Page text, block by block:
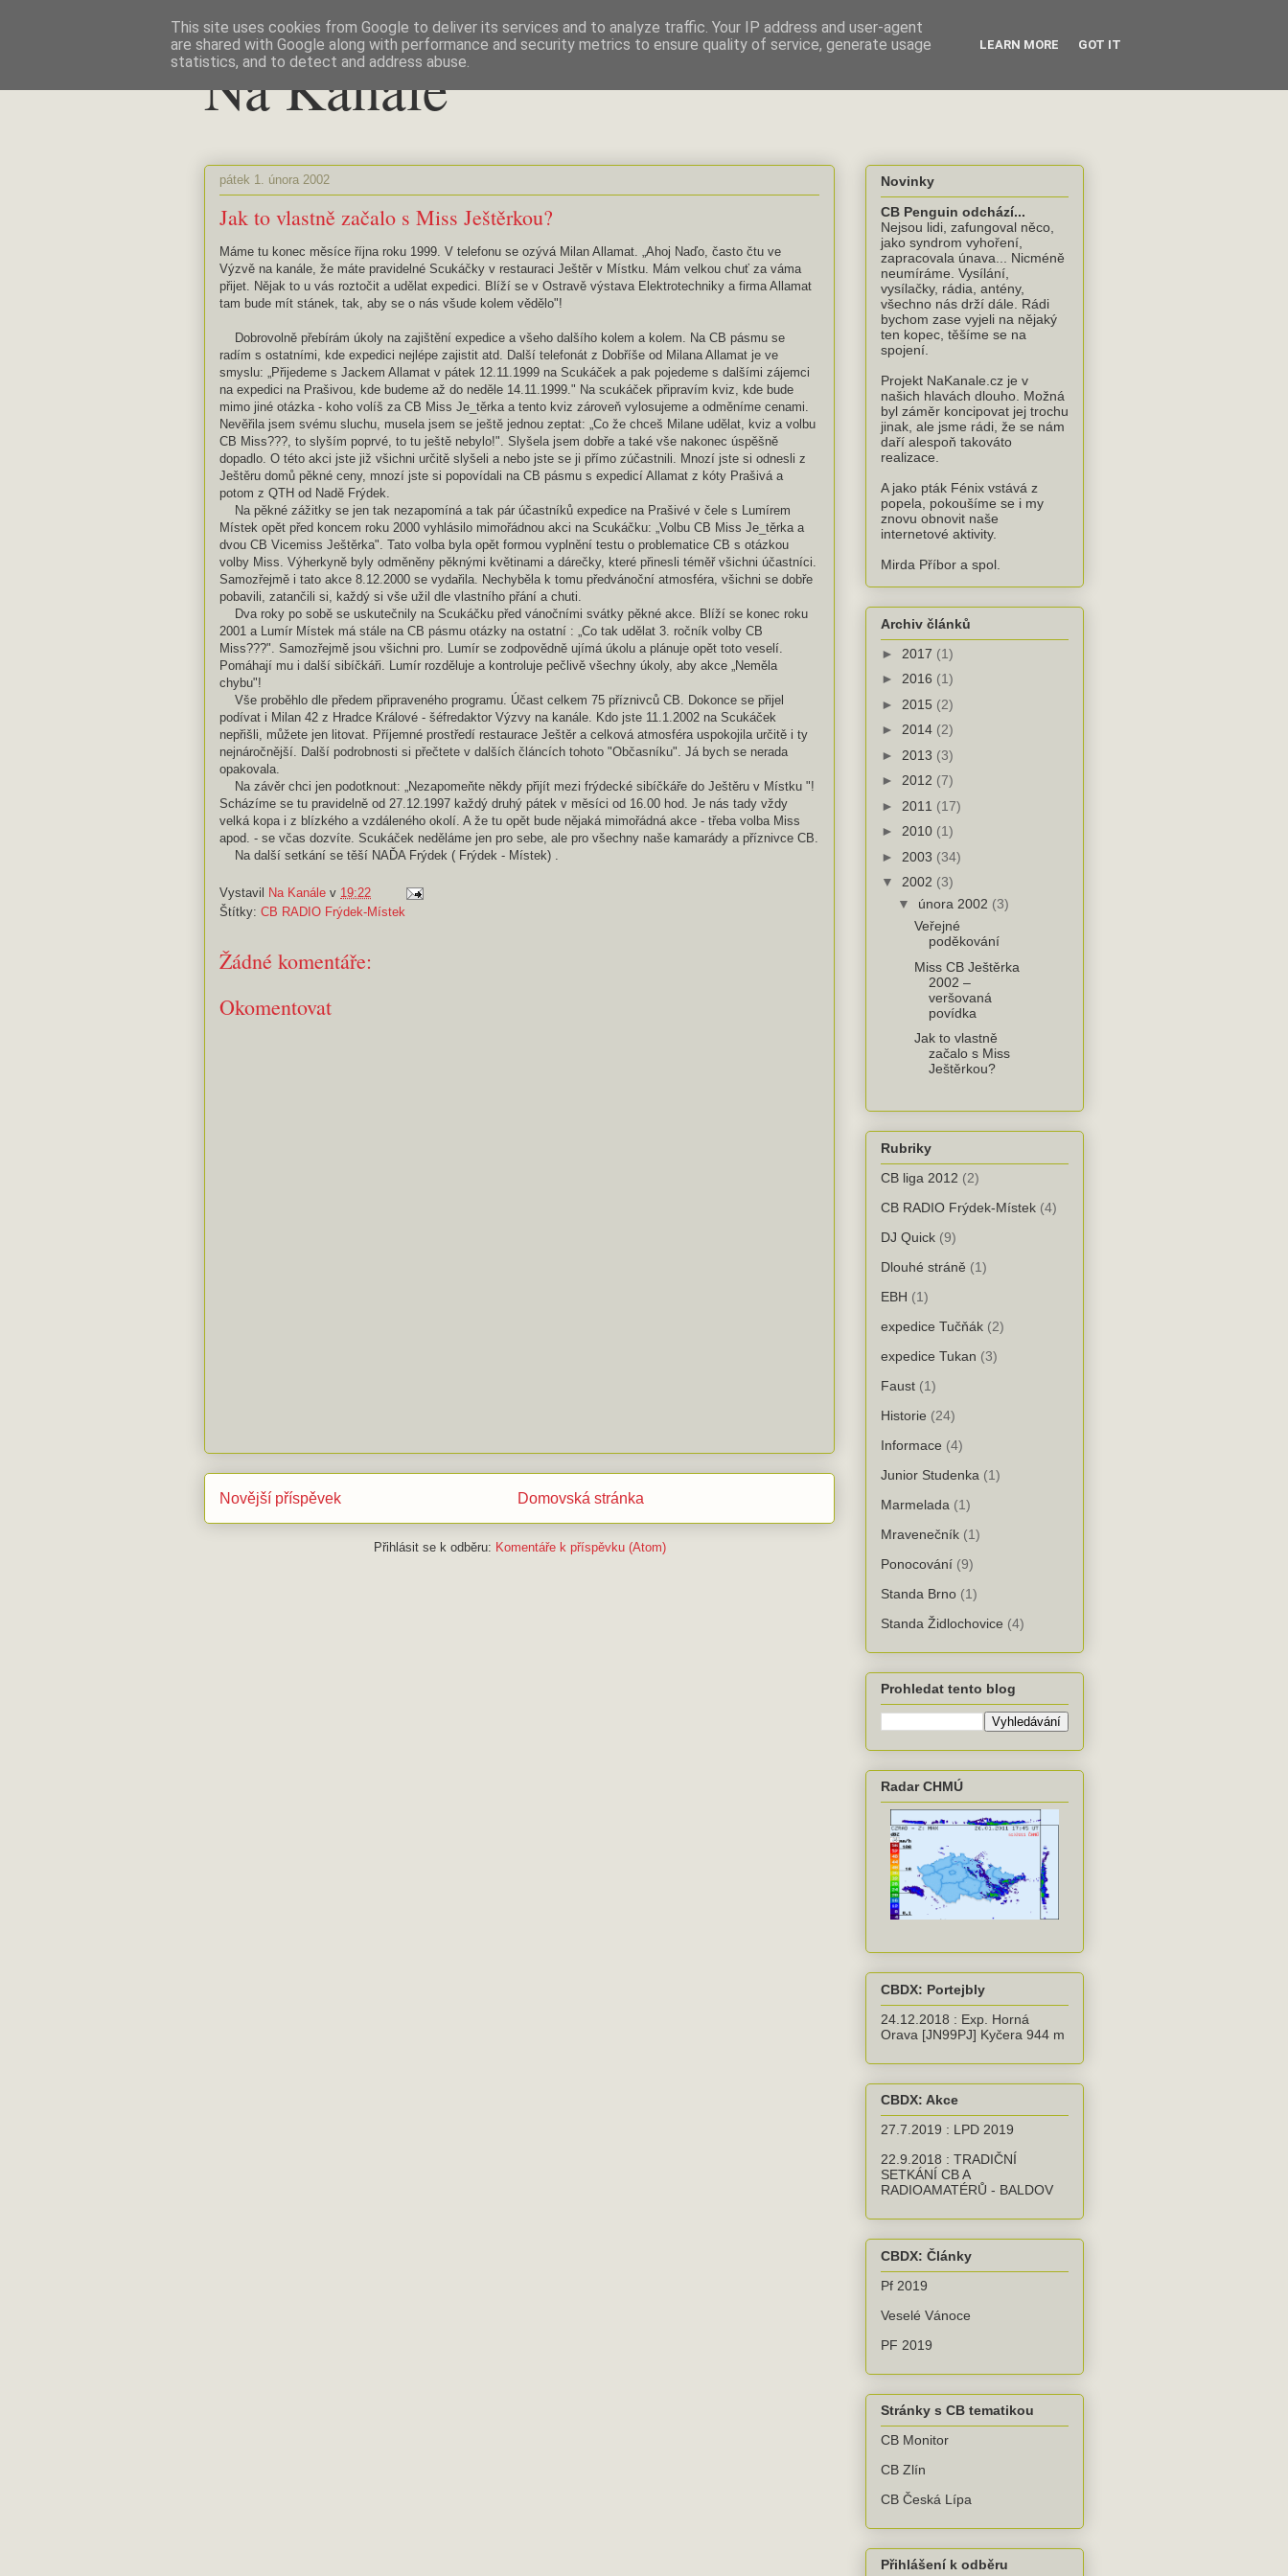
Na Kanále
pátek 1. února 2002
Jak to vlastně začalo s Miss Ještěrkou?
Máme tu konec měsíce října roku 1999. V telefonu se ozývá Milan Allamat. „Ahoj Naďo, často čtu ve
Výzvě na kanále, že máte pravidelné Scukáčky v restauraci Ještěr v Místku. Mám velkou chuť za váma
přijet. Nějak to u vás roztočit a udělat expedici. Blíží se v Ostravě výstava Elektrotechniky a firma Allamat
tam bude mít stánek, tak, aby se o nás všude kolem vědělo"!
Dobrovolně přebírám úkoly na zajištění expedice a všeho dalšího kolem a kolem. Na CB pásmu se
radím s ostatními, kde expedici nejlépe zajistit atd. Další telefonát z Dobříše od Milana Allamat je ve
smyslu: „Přijedeme s Jackem Allamat v pátek 12.11.1999 na Scukáček a pak pojedeme s dalšími zájemci
na expedici na Prašivou, kde budeme až do neděle 14.11.1999." Na scukáček připravím kviz, kde bude
mimo jiné otázka - koho volíš za CB Miss Je_těrka a tento kviz zároveň vylosujeme a odměníme cenami.
Nevěřila jsem svému sluchu, musela jsem se ještě jednou zeptat: „Co že chceš Milane udělat, kviz a volbu
CB Miss???, to slyším poprvé, to tu ještě nebylo!". Slyšela jsem dobře a také vše nakonec úspěšně
dopadlo. O této akci jste již všichni určitě slyšeli a nebo jste se ji přímo zúčastnili. Mnozí jste si odnesli z
Ještěru domů pěkné ceny, mnozí jste si popovídali na CB pásmu s expedicí Allamat z kóty Prašivá a
potom z QTH od Nadě Frýdek.
Na pěkné zážitky se jen tak nezapomíná a tak pár účastníků expedice na Prašivé v čele s Lumírem
Místek opět před koncem roku 2000 vyhlásilo mimořádnou akci na Scukáčku: „Volbu CB Miss Je_těrka a
dvou CB Vicemiss Ještěrka". Tato volba byla opět formou vyplnění testu o problematice CB s otázkou
volby Miss. Výherkyně byly odměněny pěknými květinami a dárečky, které přinesli téměř všichni účastníci.
Samozřejmě i tato akce 8.12.2000 se vydařila. Nechyběla k tomu předvánoční atmosféra, všichni se dobře
pobavili, zatančili si, každý si vše užil dle vlastního přání a chuti.
Dva roky po sobě se uskutečnily na Scukáčku před vánočními svátky pěkné akce. Blíží se konec roku
2001 a Lumír Místek má stále na CB pásmu otázky na ostatní : „Co tak udělat 3. ročník volby CB
Miss???". Samozřejmě jsou všichni pro. Lumír se zodpovědně ujímá úkolu a plánuje opět toto veselí.
Pomáhají mu i další sibíčkáři. Lumír rozděluje a kontroluje pečlivě všechny úkoly, aby akce „Neměla
chybu"!
Vše proběhlo dle předem připraveného programu. Účast celkem 75 příznivců CB. Dokonce se přijel
podívat i Milan 42 z Hradce Králové - šéfredaktor Výzvy na kanále. Kdo jste 11.1.2002 na Scukáček
nepřišli, můžete jen litovat. Příjemné prostředí restaurace Ještěr a celková atmosféra uspokojila určitě i ty
nejnáročnější. Další podrobnosti si přečtete v dalších článcích tohoto "Občasníku". Já bych se nerada
opakovala.
Na závěr chci jen podotknout: „Nezapomeňte někdy přijít mezi frýdecké sibíčkáře do Ještěru v Místku "!
Scházíme se tu pravidelně od 27.12.1997 každý druhý pátek v měsíci od 16.00 hod. Je nás tady vždy
velká kopa i z blízkého a vzdáleného okolí. A že tu opět bude nějaká mimořádná akce - třeba volba Miss
apod. - se včas dozvíte. Scukáček neděláme jen pro sebe, ale pro všechny naše kamarády a příznivce CB.
Na další setkání se těší NAĎA Frýdek ( Frýdek - Místek) .
Vystavil Na Kanále v 19:22
Štítky: CB RADIO Frýdek-Místek
Žádné komentáře:
Okomentovat
Novější příspěvek Domovská stránka
Přihlásit se k odběru: Komentáře k příspěvku (Atom)
Novinky
CB Penguin odchází...
Nejsou lidi, zafungoval něco,
jako syndrom vyhoření,
zapracovala únava... Nicméně
neumíráme. Vysílání,
vysílačky, rádia, antény,
všechno nás drží dále. Rádi
bychom zase vyjeli na nějaký
ten kopec, těšíme se na
spojení.
Projekt NaKanale.cz je v
našich hlavách dlouho. Možná
byl záměr koncipovat jej trochu
jinak, ale jsme rádi, že se nám
daří alespoň takováto
realizace.
A jako pták Fénix vstává z
popela, pokoušíme se i my
znovu obnovit naše
internetové aktivity.
Mirda Příbor a spol.
Archiv článků
► 2017 (1)
► 2016 (1)
► 2015 (2)
► 2014 (2)
► 2013 (3)
► 2012 (7)
► 2011 (17)
► 2010 (1)
► 2003 (34)
▼ 2002 (3)
▼ února 2002 (3)
Veřejné
poděkování
Miss CB Ještěrka
2002 –
veršovaná
povídka
Jak to vlastně
začalo s Miss
Ještěrkou?
Rubriky
CB liga 2012 (2)
CB RADIO Frýdek-Místek (4)
DJ Quick (9)
Dlouhé stráně (1)
EBH (1)
expedice Tučňák (2)
expedice Tukan (3)
Faust (1)
Historie (24)
Informace (4)
Junior Studenka (1)
Marmelada (1)
Mravenečník (1)
Ponocování (9)
Standa Brno (1)
Standa Židlochovice (4)
Prohledat tento blog
Radar CHMÚ
CBDX: Portejbly
24.12.2018 : Exp. Horná
Orava [JN99PJ] Kyčera 944 m
CBDX: Akce
27.7.2019 : LPD 2019
22.9.2018 : TRADIČNÍ
SETKÁNÍ CB A
RADIOAMATÉRŮ - BALDOV
CBDX: Články
Pf 2019
Veselé Vánoce
PF 2019
Stránky s CB tematikou
CB Monitor
CB Zlín
CB Česká Lípa
Přihlášení k odběru
This site uses cookies from Google to deliver its services and to analyze traffic. Your IP address and user-agent
are shared with Google along with performance and security metrics to ensure quality of service, generate usage
statistics, and to detect and address abuse.
LEARN MORE GOT IT